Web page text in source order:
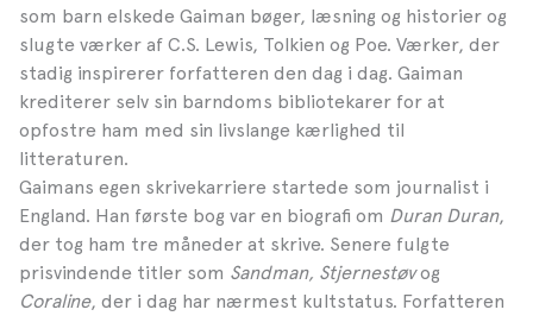
som barn elskede Gaiman bøger, læsning og historier og
slugte værker af C.S. Lewis, Tolkien og Poe. Værker, der
stadig inspirerer forfatteren den dag i dag. Gaiman
krediterer selv sin barndoms bibliotekarer for at
opfostre ham med sin livslange kærlighed til
litteraturen.
Gaimans egen skrivekarriere startede som journalist i
England. Han første bog var en biografi om Duran Duran,
der tog ham tre måneder at skrive. Senere fulgte
prisvindende titler som Sandman, Stjernestøvog
Coraline, der i dag har nærmest kultstatus. Forfatteren